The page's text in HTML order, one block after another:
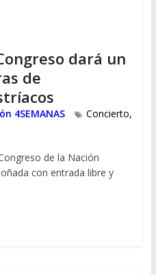
dará un
de
4SEMANAS Concierto,
de la Nación
con entrada libre y